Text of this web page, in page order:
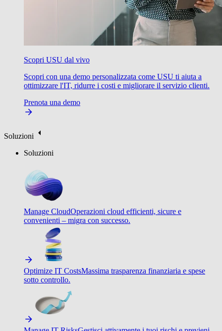
Scopri USU dal vivo
Scopri con una demo personalizzata come USU ti aiuta a
ottimizzare l'IT, ridurre i costi e migliorare il servizio clienti.
Prenota una demo
Soluzioni
Soluzioni
Manage CloudOperazioni cloud efficienti, sicure e
convenienti – migra con successo.
Optimize IT CostsMassima trasparenza finanziaria e spese
sotto controllo.